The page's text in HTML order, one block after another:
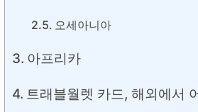
오세아니아
아프리카
트래블월렛 카드, 해외에서